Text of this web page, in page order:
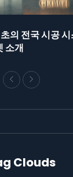
의 전국 시공
소개
Clouds